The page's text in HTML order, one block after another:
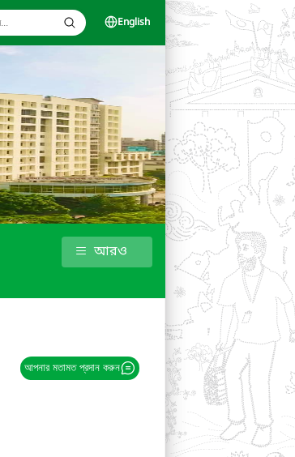
English
আরও
আপনার মতামত প্রদান করুন